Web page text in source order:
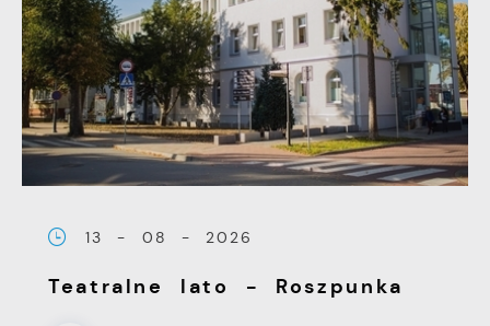
13 - 08 - 2026
Teatralne lato - Roszpunka